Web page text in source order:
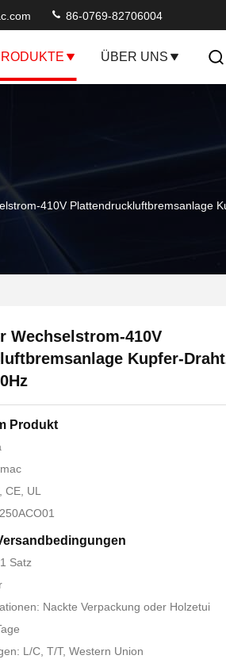
86-0769-82706004
ÜBER UNS
410V Plattendruckluftbremsanlage
Wechselstrom-410V
Kupfer-
Produkt
UL
Satz
Nackte Verpackung oder Holzetui
L/C, T/T, Western Union